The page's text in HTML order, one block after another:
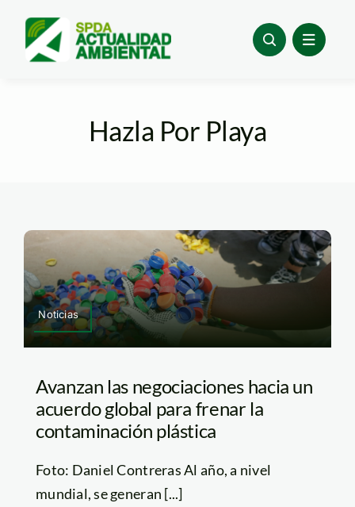
content
Hazla Por Playa
Noticias
Avanzan las negociaciones hacia un
acuerdo global para frenar la
contaminación plástica
Foto: Daniel Contreras Al año, a nivel
mundial, se generan [...]